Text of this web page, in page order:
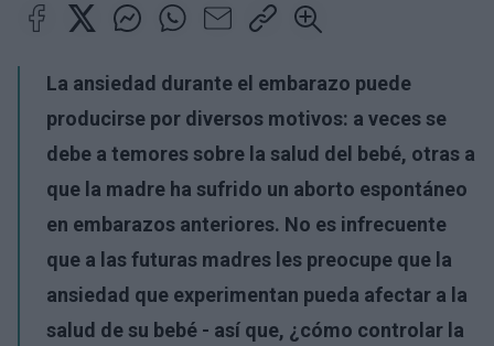
La ansiedad durante el embarazo puede
producirse por diversos motivos: a veces se
debe a temores sobre la salud del bebé, otras a
que la madre ha sufrido un aborto espontáneo
en embarazos anteriores. No es infrecuente
que a las futuras madres les preocupe que la
ansiedad que experimentan pueda afectar a la
salud de su bebé - así que, ¿cómo controlar la